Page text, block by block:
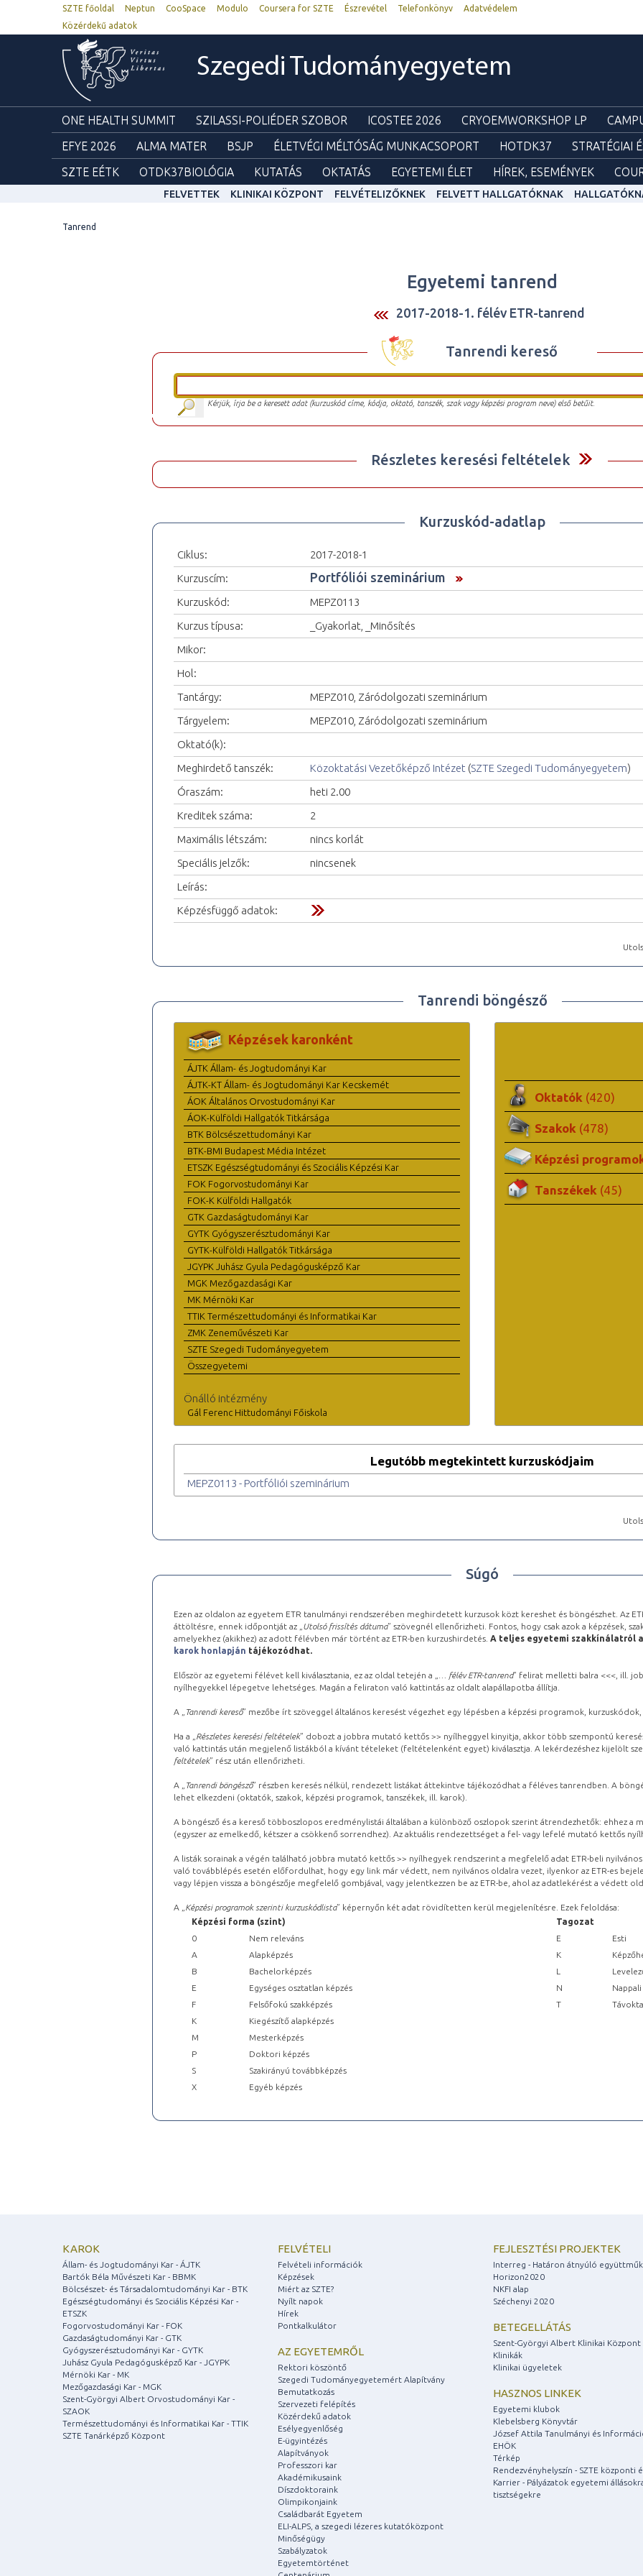
SZTE főoldal Neptun CooSpace Modulo Coursera for SZTE Észrevétel Telefonkönyv
Adatvédelem
Közérdekű adatok
Szegedi Tudományegyetem
ONE HEALTH SUMMIT SZILASSI-POLIÉDER SZOBOR ICOSTEE 2026 CRYOEMWORKSHOP LP
EFYE 2026
ALMA MATER BSJP ÉLETVÉGI MÉLTÓSÁG MUNKACSOPORT HOTDK37 STRATÉGIAI
SZTE EÉTK
OTDK37BIOLÓGIA KUTATÁS OKTATÁS EGYETEMI ÉLET HÍREK, ESEMÉNYEK
FELVETTEK KLINIKAI KÖZPONT FELVÉTELIZŐKNEK FELVETT HALLGATÓKNAK
Tanrend
Egyetemi tanrend
2017-2018-1. félév ETR-tanrend
Tanrendi kereső
Kérjük, írja be a keresett adat (kurzuskód címe, kódja, oktató, tanszék, szak vagy képzési program neve) első betűit.
Részletes keresési feltételek
Kurzuskód-adatlap
Ciklus:
2017-2018-1
Kurzuscím:
Portfóliói szeminárium
Kurzuskód:
MEPZ0113
Kurzus típusa:
_Gyakorlat, _Minősítés
Mikor:
Hol:
Tantárgy:
MEPZ010, Záródolgozati szeminárium
Tárgyelem:
MEPZ010, Záródolgozati szeminárium
Oktató(k):
Meghirdető tanszék:
Közoktatási Vezetőképző Intézet (SZTE Szegedi Tudományegyetem)
Óraszám:
heti 2.00
Kreditek száma:
2
Maximális létszám:
nincs korlát
Speciális jelzők:
nincsenek
Leírás:
Képzésfüggő adatok:
Tanrendi böngésző
Képzések karonként
ÁJTK Állam- és Jogtudományi Kar
ÁJTK-KT Állam- és Jogtudományi Kar Kecskemét
ÁOK Általános Orvostudományi Kar
ÁOK-Külföldi Hallgatók Titkársága
BTK Bölcsészettudományi Kar
BTK-BMI Budapest Média Intézet
ETSZK Egészségtudományi és Szociális Képzési Kar
FOK Fogorvostudományi Kar
FOK-K Külföldi Hallgatók
GTK Gazdaságtudományi Kar
GYTK Gyógyszerésztudományi Kar
GYTK-Külföldi Hallgatók Titkársága
JGYPK Juhász Gyula Pedagógusképző Kar
MGK Mezőgazdasági Kar
MK Mérnöki Kar
TTIK Természettudományi és Informatikai Kar
ZMK Zeneművészeti Kar
SZTE Szegedi Tudományegyetem
Összegyetemi
Önálló intézmény
Gál Ferenc Hittudományi Főiskola
Oktatók (420)
Szakok (478)
Képzési
Tanszékek (45)
Legutóbb megtekintett kurzuskódjaim
MEPZ0113 - Portfóliói szeminárium
Súgó
Ezen az oldalon az egyetem ETR tanulmányi rendszerében meghirdetett kurzusok közt kereshet és böngészhet. Az
áttöltésre, ennek időpontját az „ Utolsó frissítés dátuma” szövegnél ellenőrizheti. Fontos, hogy csak azok a képzések,
amelyekhez (akikhez) az adott félévben már történt az ETR-ben kurzushirdetés. A teljes egyetemi szakkínálatról a
karok honlapján tájékozódhat.
Először az egyetemi félévet kell kiválasztania, ez az oldal tetején a „ … félév ETR-tanrend” felirat melletti balra <<<, ill.
nyílhegyekkel lépegetve lehetséges. Magán a feliraton való kattintás az oldalt alapállapotba állítja.
A „ Tanrendi kereső” mezőbe írt szöveggel általános keresést végezhet egy lépésben a képzési programok,
Ha a „ Részletes keresési feltételek” dobozt a jobbra mutató kettős >> nyílheggyel kinyitja, akkor több szempontú
való kattintás után megjelenő listákból a kívánt tételeket (feltételenként egyet) kiválasztja. A lekérdezéshez kijelölt
feltételek” rész után ellenőrizheti.
A „ Tanrendi böngésző” részben keresés nélkül, rendezett listákat áttekintve tájékozódhat a féléves tanrendben. A
lehet elkezdeni (oktatók, szakok, képzési programok, tanszékek, ill. karok).
A böngésző és a kereső többoszlopos eredménylistái általában a különböző oszlopok szerint átrendezhetők: ehhez a
(egyszer az emelkedő, kétszer a csökkenő sorrendhez). Az aktuális rendezettséget a fel- vagy lefelé mutató kettős
A listák sorainak a végén található jobbra mutató kettős >> nyílhegyek rendszerint a megfelelő adat ETR-beli
való továbblépés esetén előfordulhat, hogy egy link már védett, nem nyilvános oldalra vezet, ilyenkor az ETR-es
vagy lépjen vissza a böngészője megfelelő gombjával, vagy jelentkezzen be az ETR-be, ahol az adatlekérést a védett
A „ Képzési programok szerinti kurzuskódlista” képernyőn két adat rövidítetten kerül megjelenítésre. Ezek feloldása:
Képzési forma (szint)
Tagozat
0
Nem releváns E
Esti
A
Alapképzés K
B
Bachelorképzés L
E
Egységes osztatlan képzés N
Nappali
F
Felsőfokú szakképzés T
K
Kiegészítő alapképzés
M
Mesterképzés
P
Doktori képzés
S
Szakirányú továbbképzés
X
Egyéb képzés
KAROK
Állam- és Jogtudományi Kar - ÁJTK
Bartók Béla Művészeti Kar - BBMK
Bölcsészet- és Társadalomtudományi Kar - BTK
Egészségtudományi és Szociális Képzési Kar -
ETSZK
Fogorvostudományi Kar - FOK
Gazdaságtudományi Kar - GTK
Gyógyszerésztudományi Kar - GYTK
Juhász Gyula Pedagógusképző Kar - JGYPK
Mérnöki Kar - MK
Mezőgazdasági Kar - MGK
Szent-Györgyi Albert Orvostudományi Kar -
SZAOK
Természettudományi és Informatikai Kar - TTIK
SZTE Tanárképző Központ
FELVÉTELI
Felvételi információk
Képzések
Miért az SZTE?
Nyílt napok
Hírek
Pontkalkulátor
AZ EGYETEMRŐL
Rektori köszöntő
Szegedi Tudományegyetemért Alapítvány
Bemutatkozás
Szervezeti felépítés
Közérdekű adatok
Esélyegyenlőség
E-ügyintézés
Alapítványok
Professzori kar
Akadémikusaink
Díszdoktoraink
Olimpikonjaink
Családbarát Egyetem
ELI-ALPS, a szegedi lézeres kutatóközpont
Minőségügy
Szabályzatok
Egyetemtörténet
FEJLESZTÉSI PROJEKTEK
Interreg - Határon átnyúló
Horizon2020
NKFI alap
Széchenyi 2020
BETEGELLÁTÁS
Szent-Györgyi Albert Klinikai Központ
Klinikák
Klinikai ügyeletek
HASZNOS LINKEK
Egyetemi klubok
Klebelsberg Könyvtár
József Attila Tanulmányi és
EHÖK
Térkép
Rendezvényhelyszín - SZTE központi
Karrier - Pályázatok egyetemi
tisztségekre